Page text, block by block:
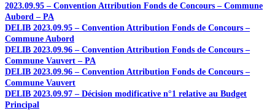
2023.09.95 – Convention Attribution Fonds de Concours – Commune
Aubord – PA
DELIB 2023.09.95 – Convention Attribution Fonds de Concours –
Commune Aubord
DELIB 2023.09.96 – Convention Attribution Fonds de Concours –
Commune Vauvert – PA
DELIB 2023.09.96 – Convention Attribution Fonds de Concours –
Commune Vauvert
DELIB 2023.09.97 – Décision modificative n°1 relative au Budget
Principal